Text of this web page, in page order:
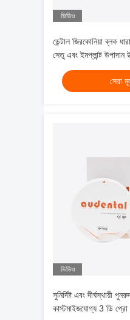
ভিডিও
ডেন্টাল জিরকোনিয়া ব্লক
সেতু এবং ইমপ্লান্ট উপাদান
জন্য আদর্শ
সেরা
ভিডিও
সুনির্দিষ্ট এবং দীর্ঘস্থায়ী
কাস্টমাইজযোগ্য 3 ডি প্রো